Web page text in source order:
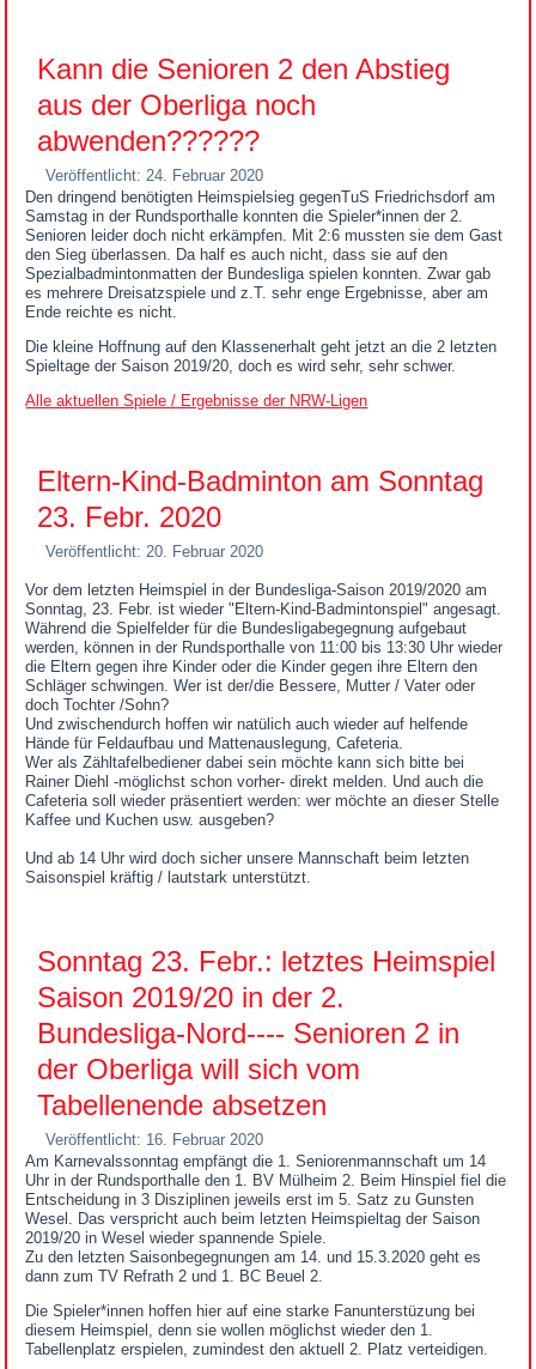
Kann die Senioren 2 den Abstieg
aus der Oberliga noch
abwenden??????
Veröffentlicht: 24. Februar 2020
Den dringend benötigten Heimspielsieg gegenTuS Friedrichsdorf am
Samstag in der Rundsporthalle konnten die Spieler*innen der 2.
Senioren leider doch nicht erkämpfen. Mit 2:6 mussten sie dem Gast
den Sieg überlassen. Da half es auch nicht, dass sie auf den
Spezialbadmintonmatten der Bundesliga spielen konnten. Zwar gab
es mehrere Dreisatzspiele und z.T. sehr enge Ergebnisse, aber am
Ende reichte es nicht.
Die kleine Hoffnung auf den Klassenerhalt geht jetzt an die 2 letzten
Spieltage der Saison 2019/20, doch es wird sehr, sehr schwer.
Alle aktuellen Spiele / Ergebnisse der NRW-Ligen
Eltern-Kind-Badminton am Sonntag
23. Febr. 2020
Veröffentlicht: 20. Februar 2020
Vor dem letzten Heimspiel in der Bundesliga-Saison 2019/2020 am
Sonntag, 23. Febr. ist wieder "Eltern-Kind-Badmintonspiel" angesagt.
Während die Spielfelder für die Bundesligabegegnung aufgebaut
werden, können in der Rundsporthalle von 11:00 bis 13:30 Uhr wieder
die Eltern gegen ihre Kinder oder die Kinder gegen ihre Eltern den
Schläger schwingen. Wer ist der/die Bessere, Mutter / Vater oder
doch Tochter /Sohn?
Und zwischendurch hoffen wir natülich auch wieder auf helfende
Hände für Feldaufbau und Mattenauslegung, Cafeteria.
Wer als Zähltafelbediener dabei sein möchte kann sich bitte bei
Rainer Diehl -möglichst schon vorher- direkt melden. Und auch die
Cafeteria soll wieder präsentiert werden: wer möchte an dieser Stelle
Kaffee und Kuchen usw. ausgeben?
Und ab 14 Uhr wird doch sicher unsere Mannschaft beim letzten
Saisonspiel kräftig / lautstark unterstützt.
Sonntag 23. Febr.: letztes Heimspiel
Saison 2019/20 in der 2.
Bundesliga-Nord---- Senioren 2 in
der Oberliga will sich vom
Tabellenende absetzen
Veröffentlicht: 16. Februar 2020
Am Karnevalssonntag empfängt die 1. Seniorenmannschaft um 14
Uhr in der Rundsporthalle den 1. BV Mülheim 2. Beim Hinspiel fiel die
Entscheidung in 3 Disziplinen jeweils erst im 5. Satz zu Gunsten
Wesel. Das verspricht auch beim letzten Heimspieltag der Saison
2019/20 in Wesel wieder spannende Spiele.
Zu den letzten Saisonbegegnungen am 14. und 15.3.2020 geht es
dann zum TV Refrath 2 und 1. BC Beuel 2.
Die Spieler*innen hoffen hier auf eine starke Fanunterstüzung bei
diesem Heimspiel, denn sie wollen möglichst wieder den 1.
Tabellenplatz erspielen, zumindest den aktuell 2. Platz verteidigen.